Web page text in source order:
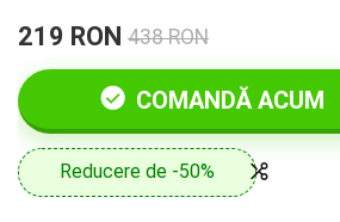
219 RON 438 RON
COMANDĂ ACUM
Reducere de -50%